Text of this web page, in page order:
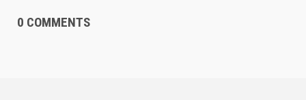
0 COMMENTS